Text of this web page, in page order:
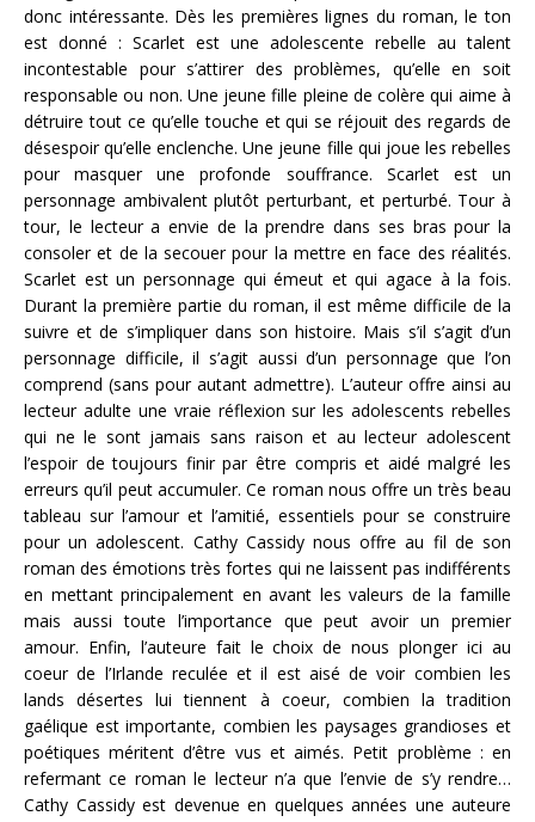
donc intéressante. Dès les premières lignes du roman, le ton
est donné : Scarlet est une adolescente rebelle au talent
incontestable pour s’attirer des problèmes, qu’elle en soit
responsable ou non. Une jeune fille pleine de colère qui aime à
détruire tout ce qu’elle touche et qui se réjouit des regards de
désespoir qu’elle enclenche. Une jeune fille qui joue les rebelles
pour masquer une profonde souffrance. Scarlet est un
personnage ambivalent plutôt perturbant, et perturbé. Tour à
tour, le lecteur a envie de la prendre dans ses bras pour la
consoler et de la secouer pour la mettre en face des réalités.
Scarlet est un personnage qui émeut et qui agace à la fois.
Durant la première partie du roman, il est même difficile de la
suivre et de s’impliquer dans son histoire. Mais s’il s’agit d’un
personnage difficile, il s’agit aussi d’un personnage que l’on
comprend (sans pour autant admettre). L’auteur offre ainsi au
lecteur adulte une vraie réflexion sur les adolescents rebelles
qui ne le sont jamais sans raison et au lecteur adolescent
l’espoir de toujours finir par être compris et aidé malgré les
erreurs qu’il peut accumuler. Ce roman nous offre un très beau
tableau sur l’amour et l’amitié, essentiels pour se construire
pour un adolescent. Cathy Cassidy nous offre au fil de son
roman des émotions très fortes qui ne laissent pas indifférents
en mettant principalement en avant les valeurs de la famille
mais aussi toute l’importance que peut avoir un premier
amour. Enfin, l’auteure fait le choix de nous plonger ici au
coeur de l’Irlande reculée et il est aisé de voir combien les
lands désertes lui tiennent à coeur, combien la tradition
gaélique est importante, combien les paysages grandioses et
poétiques méritent d’être vus et aimés. Petit problème : en
refermant ce roman le lecteur n’a que l’envie de s’y rendre…
Cathy Cassidy est devenue en quelques années une auteure